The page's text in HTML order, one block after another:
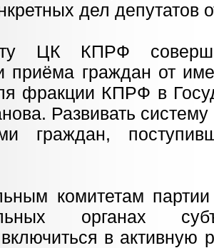
дел
ЦК КПРФ
приёма граждан от
фракции КПРФ в
Развивать систему
граждан,
комитетам
органах
в активную